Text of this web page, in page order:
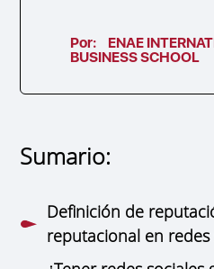
Por:
ENAE
BUSINESS SCHOOL
Sumario:
Definición de
reputacional en redes